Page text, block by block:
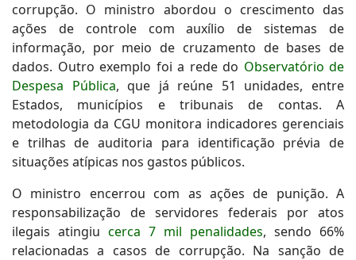
corrupção. O ministro abordou o crescimento das
ações de controle com auxílio de sistemas de
informação, por meio de cruzamento de bases de
dados. Outro exemplo foi a rede do Observatório de
Despesa Pública, que já reúne 51 unidades, entre
Estados, municípios e tribunais de contas. A
metodologia da CGU monitora indicadores gerenciais
e trilhas de auditoria para identificação prévia de
situações atípicas nos gastos públicos.
O ministro encerrou com as ações de punição. A
responsabilização de servidores federais por atos
ilegais atingiu cerca 7 mil penalidades, sendo 66%
relacionadas a casos de corrupção. Na sanção de